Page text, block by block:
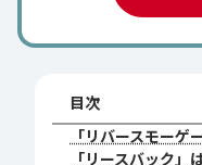
目次
「リバースモー
「リースバック